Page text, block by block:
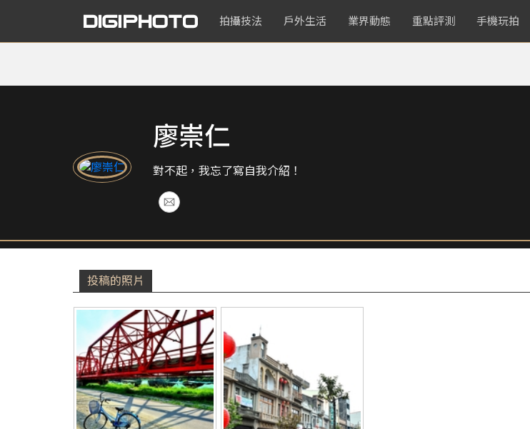
拍攝技法 戶外生活 業界動態 重點評測 手機玩拍
廖崇仁
對不起，我忘了寫自我介紹！
投稿的照片